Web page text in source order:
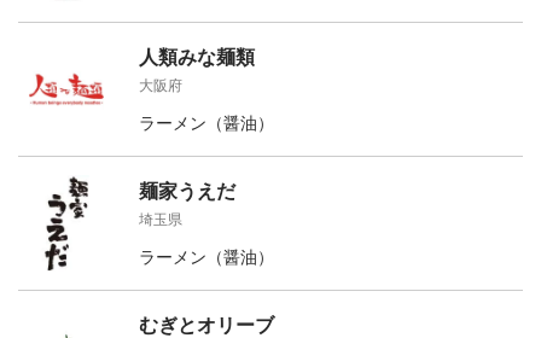
人類みな麺類
大阪府
ラーメン（醤油）
麺家うえだ
埼玉県
ラーメン（醤油）
むぎとオリーブ